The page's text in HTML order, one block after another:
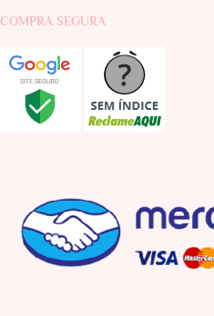
COMPRA SEGURA